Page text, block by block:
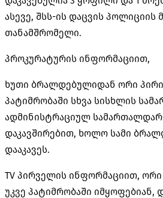
ასევე, შსს-ის დაცვის პოლიციის
თანამშრომელი.
პროკურატურის ინფორმაციით,
ხუთი ბრალდებულიდან ორი
პატიმრობაში სხვა სისხლის
ადმინისტრაციულ
დაკავშირებით, ხოლო სამი
დააკავეს.
TV პირველის ინფორმაციით,
უკვე პატიმრობაში